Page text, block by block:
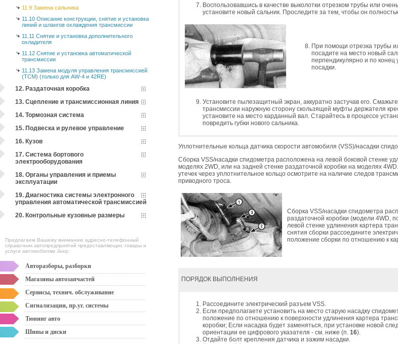
11.9 Замена сальника
11.10 Описание конструкции, снятие и установка
линий и шлангов охлаждения трансмиссии
11.11 Снятие и установка дополнительного
охладителя
11.12 Снятие и установка автоматической
трансмиссии
11.13 Замена модуля управления трансмиссией
(ТСМ) (только для АW-4 и 42RЕ)
12. Раздаточная коробка
13. Сцепление и трансмиссионная линия
14. Тормозная система
15. Подвеска и рулевое управление
16. Кузов
17. Система бортового
электрооборудования
18. Органы управления и приемы
эксплуатации
19. Диагностика системы электронного
управления автоматической трансмиссией
20. Контрольные кузовные размеры
Предлагаем Вашему вниманию адресно-телефонный
справочник автопредприятий предоставляющих товары и
услуги автомобилям Jeep:
Авторазборы, разборки
Магазины автозапчастей
Сервисы, технич. обслуживание
Сигнализации, пр.уг. системы
Тюнинг авто
Шины и диски
Воспользовавшись в качестве выколотки отрезком трубы или
установите новый сальник. Проследите за тем, чтобы он
При помощи отрезка трубы
посадите на место новый
перпендикулярно и по конец
посадки.
Установите пылезащитный экран, аккуратно застучав его.
трансмиссии наружную сторону скользящей муфты держателя
установите на место карданный вал. Старайтесь в процессе
повредить губки нового сальника.
Уплотнительные кольца датчика скорости автомобиля (VSS)/насадки
Сборка VSS/насадки спидометра расположена на левой боковой стенке
моделях 2WD, или на задней стенке раздаточной коробки на моделях
утечек через уплотнительное кольцо осмотрите на наличие следов
приводного троса.
Сборка VSS/насадки спидометра
раздаточной коробки (модели 4WD,
левой стенке удлинения картера
снятия сборки рассоедините
положение сборки по отношению к
ПОРЯДОК ВЫПОЛНЕНИЯ
Рассоедините электрический разъем VSS.
Если предполагаете установить на место старую насадку
положение по отношению к поверхности удлинения картера
коробки; Если насадка будет заменяться, при установке новой
ориентации ее цифрового указателя - см. ниже (п.16).
Отдайте болт крепления датчика и зажим насадки.